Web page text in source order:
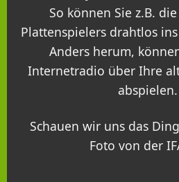
So können Sie z.B.
Plattenspielers drahtlos
Anders herum,
Internetradio über Ihre
abspielen.
Schauen wir uns das
Foto von der